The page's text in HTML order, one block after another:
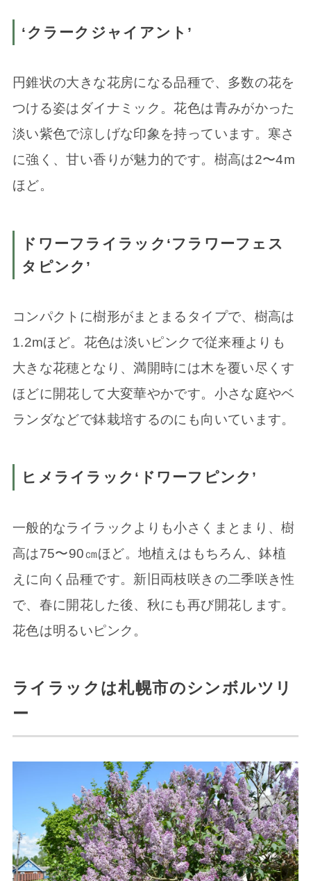
‘クラークジャイアント’
円錐状の大きな花房になる品種で、多数の花を
つける姿はダイナミック。花色は青みがかった
淡い紫色で涼しげな印象を持っています。寒さ
に強く、甘い香りが魅力的です。樹高は2〜4m
ほど。
ドワーフライラック‘フラワーフェス
タピンク’
コンパクトに樹形がまとまるタイプで、樹高は
1.2mほど。花色は淡いピンクで従来種よりも
大きな花穂となり、満開時には木を覆い尽くす
ほどに開花して大変華やかです。小さな庭やベ
ランダなどで鉢栽培するのにも向いています。
ヒメライラック‘ドワーフピンク’
一般的なライラックよりも小さくまとまり、樹
高は75〜90㎝ほど。地植えはもちろん、鉢植
えに向く品種です。新旧両枝咲きの二季咲き性
で、春に開花した後、秋にも再び開花します。
花色は明るいピンク。
ライラックは札幌市のシンボルツリ
ー